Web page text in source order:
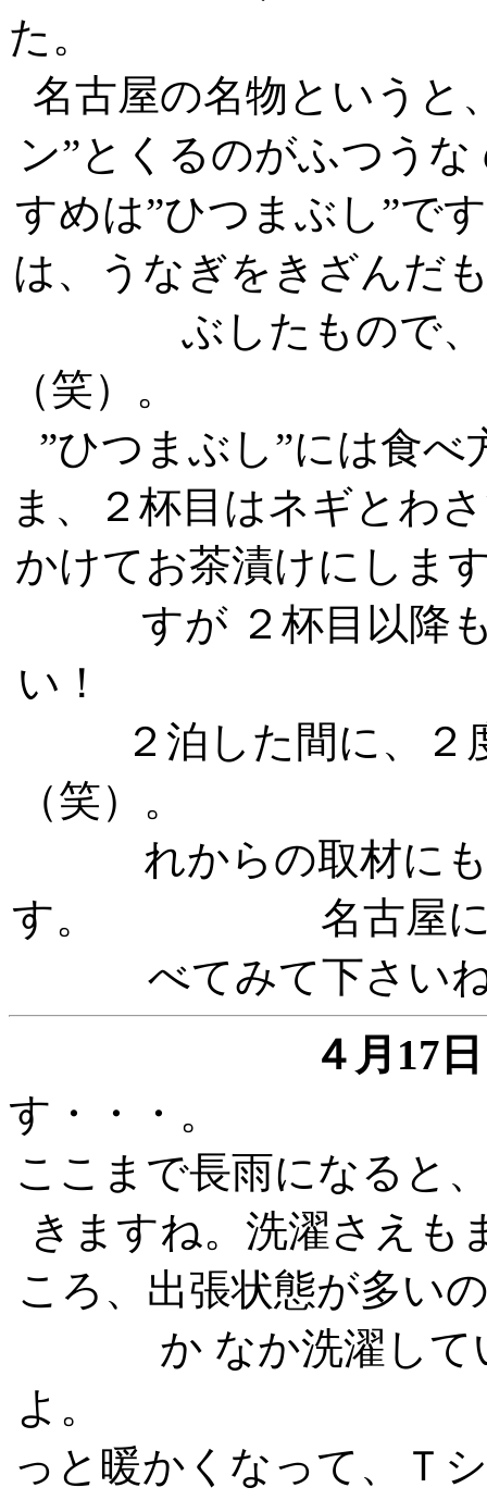
名古屋の名物というと
ン”とくるのがふつう
すめは”ひつ
は、うなぎをきざんだ
ぶしたもので
（
”ひつまぶし”には食
ま、２杯目はネギとわ
かけてお茶漬けにしま
すが ２杯目以降
い！
２泊した間に、
（笑）。 これ
れからの取材に
す。 名古屋に行く
べてみて下さ
４月17日
す
ここまで長雨になると
きますね。洗濯さえも
ころ、出張状態が多い
か なか洗濯し
よ。
っと暖かくなって、Ｔ